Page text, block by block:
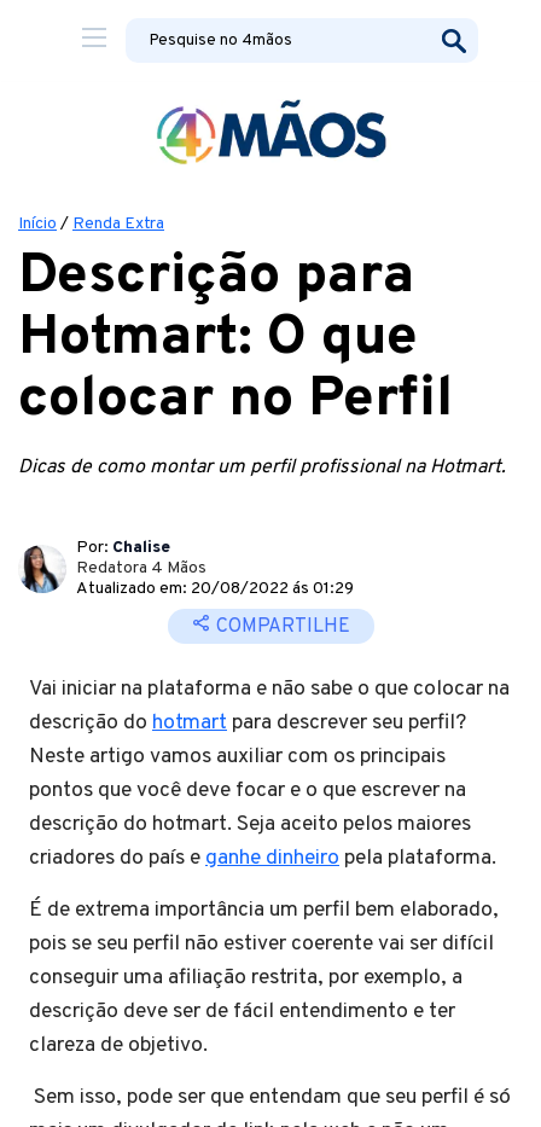
Início / Renda Extra
Descrição para
Hotmart: O que
colocar no Perfil
Dicas de como montar um perfil profissional na Hotmart.
Por: Chalise
Redatora 4 Mãos
Atualizado em: 20/08/2022 ás 01:29
COMPARTILHE
Vai iniciar na plataforma e não sabe o que colocar na
descrição do hotmart para descrever seu perfil?
Neste artigo vamos auxiliar com os principais
pontos que você deve focar e o que escrever na
descrição do hotmart. Seja aceito pelos maiores
criadores do país eganhe dinheiro pela plataforma.
É de extrema importância um perfil bem elaborado,
pois se seu perfil não estiver coerente vai ser difícil
conseguir uma afiliação restrita, por exemplo, a
descrição deve ser de fácil entendimento e ter
clareza de objetivo.
Sem isso, pode ser que entendam que seu perfil é só